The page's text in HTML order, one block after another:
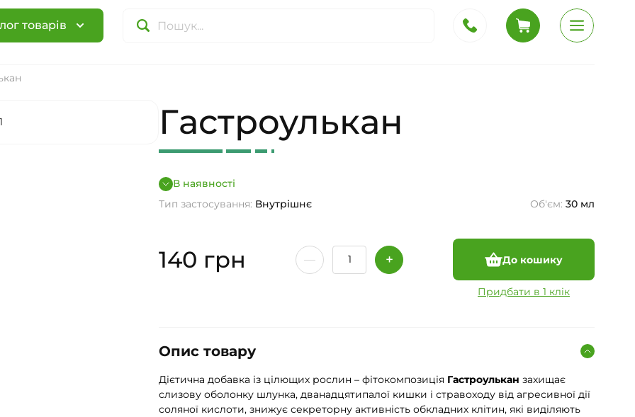
товарів
Гастроулькан
В наявності
Тип застосування: Внутрішнє Об'єм: 30 мл
140 грн До кошику
Придбати в 1 клік
Опис товару
Дієтична добавка із цілющих рослин – фітокомпозиція Гастроулькан захищає
слизову оболонку шлунка, дванадцятипалої кишки і стравоходу від агресивної дії
соляної кислоти, знижує секреторну активність обкладних клітин, які виділяють